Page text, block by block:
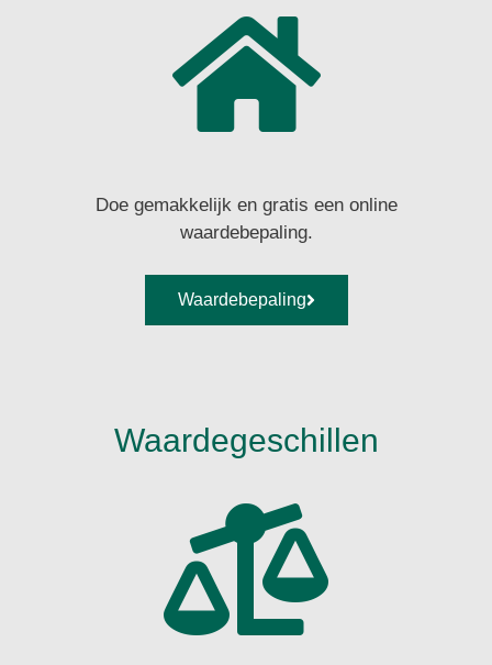
Doe gemakkelijk en gratis een online
waardebepaling.
Waardebepaling
Waardegeschillen